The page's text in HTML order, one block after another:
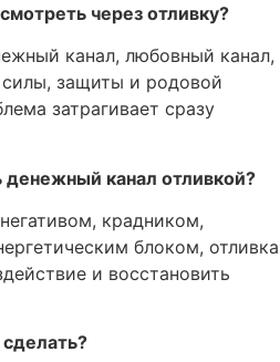
через отливку?
канал, любовный канал,
защиты и родовой
затрагивает сразу
канал отливкой?
крадником,
блоком, отливка
и восстановить